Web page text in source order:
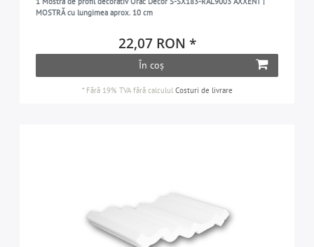
MOSTRĂ cu lungimea aprox. 10 cm
22,07 RON *
În coș
* Fără 19% TVAfără calculul Costuri de livrare